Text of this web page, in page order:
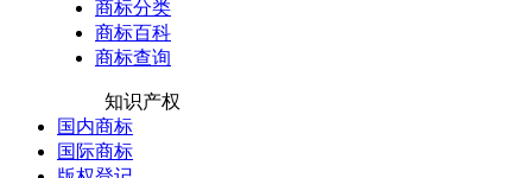
商标分类
商标百科
商标查询
知识产权
国内商标
国际商标